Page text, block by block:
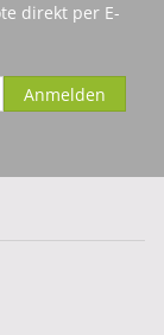
direkt per E-